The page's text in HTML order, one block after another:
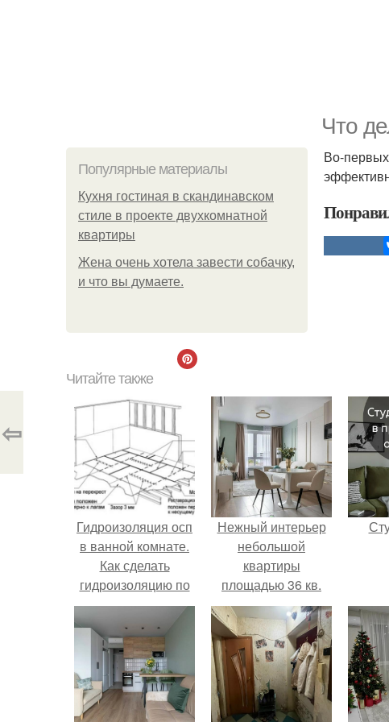
Что
Популярные материалы
Кухня гостиная в скандинавском
стиле в проекте двухкомнатной
квартиры
Жена очень хотела завести собачку,
и что вы думаете.
Во-
⇦
Читайте также
Гидроизоляция осп
в ванной комнате.
Как сделать
гидроизоляцию по
листам OSB
Нежный интерьер
небольшой
квартиры
площадью 36 кв.